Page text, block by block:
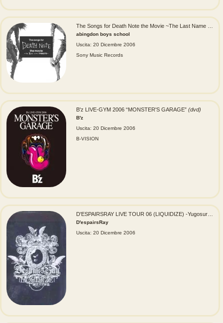
abingdon boys school
Uscita: 20 Dicembre 2006
Sony Music Records
B'z LIVE-GYM 2006 “MONSTER'S GARAGE” (dvd)
B'z
Uscita: 20 Dicembre 2006
B-VISION
D'espairsRay
Uscita: 20 Dicembre 2006